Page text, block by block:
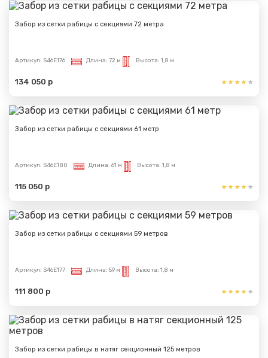
Забор из сетки рабицы с секциями 72 метра
Артикул: S46E176 Длина: 72 м Высота: 1,8 м
134 050 р
Забор из сетки рабицы с секциями 61 метр
Артикул: S46E180 Длина: 61 м Высота: 1,8 м
115 050 р
Забор из сетки рабицы с секциями 59 метров
Артикул: S46E177 Длина: 59 м Высота: 1,8 м
111 800 р
Забор из сетки рабицы в натяг секционный 125 метров